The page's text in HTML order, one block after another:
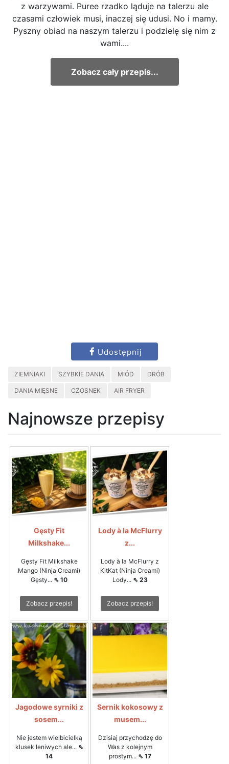
z warzywami. Puree rzadko ląduje na talerzu ale
czasami człowiek musi, inaczej się udusi. No i mamy.
Pyszny obiad na naszym talerzu i podzielę się nim z
wami....
Zobacz cały przepis...
Udostępnij
ZIEMNIAKI SZYBKIE DANIA MIÓD DRÓB
DANIA MIĘSNE CZOSNEK AIR FRYER
Najnowsze przepisy
Gęsty Fit
Milkshake...
Gęsty Fit Milkshake
Mango (Ninja Creami)
Gęsty... ⇖ 10
Zobacz przepis!
Lody à la McFlurry
z...
Lody à la McFlurry z
KitKat (Ninja Creami)
Lody... ⇖ 23
Zobacz przepis!
Jagodowe syrniki z
sosem...
Nie jestem wielbicielką
klusek leniwych ale... ⇖
14
Sernik kokosowy z
musem...
Dzisiaj przychodzę do
Was z kolejnym
prostym... ⇖ 17